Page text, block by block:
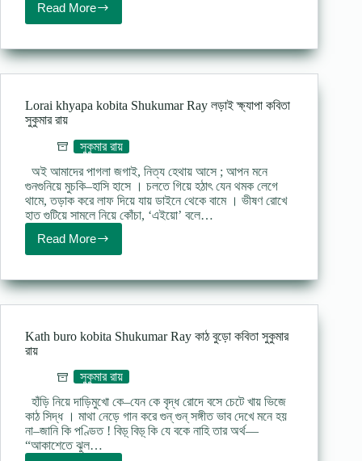
Read MoreShobdokolpodrum
kobita
Ray
সুকুমার
Lorai khyapa kobita Shukumar Ray লড়াই ক্ষ্যাপা কবিতা
সুকুমার রায়
সুকুমার রায়
অই আমাদের পাগলা জগাই, নিত্য হেথায় আসে ; আপন মনে
গুনগুনিয়ে মুচকি–হাসি হাসে । চলতে গিয়ে হঠাৎ যেন থমক লেগে
থামে, তড়াক করে লাফ দিয়ে যায় ডাইনে থেকে বামে । ভীষণ রোখে
হাত গুটিয়ে সামলে নিয়ে কোঁচা, ‘এইয়ো’ বলে…
Read More
Lorai
khyapa
Shukumar
কবিতা
রায়
Kath buro kobita Shukumar Ray কাঠ বুড়ো কবিতা সুকুমার
রায়
সুকুমার রায়
হাঁড়ি নিয়ে দাড়িমুখো কে–যেন কে বৃদ্ধ রোদে বসে চেটে খায় ভিজে
কাঠ সিদ্ধ । মাথা নেড়ে গান করে গুন্ গুন্ সঙ্গীত ভাব দেখে মনে হয়
না–জানি কি পণ্ডিত ! বিড়্ বিড়্ কি যে বকে নাহি তার অর্থ—
“আকাশেতে ঝুল…